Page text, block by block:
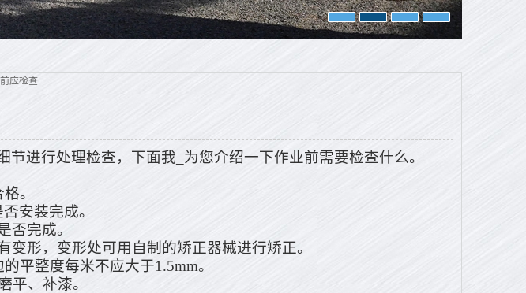
应检查
节进行处理检查，下面我_为您介绍一下作业前需要检查什么。
。
安装完成。
完成。
形，变形处可用自制的矫正器械进行矫正。
平整度每米不应大于1.5mm。
平、补漆。